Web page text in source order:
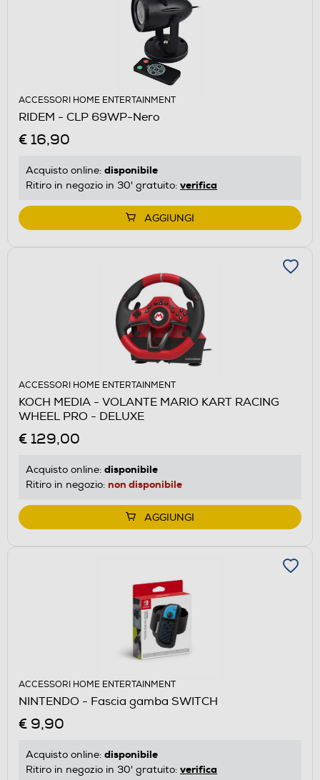
ACCESSORI HOME ENTERTAINMENT
RIDEM - CLP 69WP-Nero
€ 16,90
Acquisto online: disponibile
Ritiro in negozio in 30' gratuito: verifica
AGGIUNGI
ACCESSORI HOME ENTERTAINMENT
KOCH MEDIA - VOLANTE MARIO KART RACING
WHEEL PRO - DELUXE
€ 129,00
Acquisto online: disponibile
Ritiro in negozio: non disponibile
AGGIUNGI
ACCESSORI HOME ENTERTAINMENT
NINTENDO - Fascia gamba SWITCH
€ 9,90
Acquisto online: disponibile
Ritiro in negozio in 30' gratuito: verifica